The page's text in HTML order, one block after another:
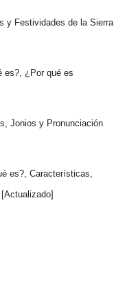
y Festividades de la Sierra
es?, ¿Por qué es
Jonios y Pronunciación
es?, Características,